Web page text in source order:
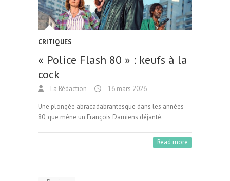
CRITIQUES
« Police Flash 80 » : keufs à la
cock
La Rédaction 16 mars 2026
Une plongée abracadabrantesque dans les années
80, que mène un François Damiens déjanté.
Read more